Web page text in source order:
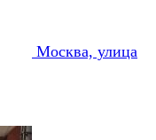
Москва, улица